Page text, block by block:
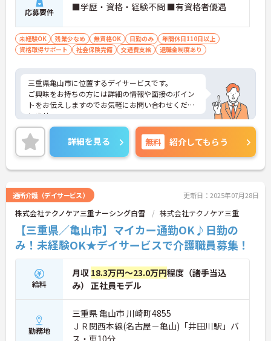
応募要件 ■学歴・資格・経験不問 ■有資格者優遇
未経験OK 残業少なめ 無資格OK 日勤のみ
年間休日110日以上
資格取得サポート
社会保険完備 交通費支給 退職金制度あり
三重県亀山市に位置するデイサービスです。
ご興味をお持ちの方には詳細の情報や面接のポイン
トをお伝えしますのでお気軽にお問い合わせくださ
いませ。
詳細を見る 無料 紹介してもらう
通所介護（デイサービス） 更新日：2025年07月28日
株式会社テクノケア三重ナーシング白雪 株式会社テクノケア三重
【三重県／亀山市】マイカー通勤OK♪日勤の
み！未経験OK★デイサービスで介護職員募集！
給料
月収 18.3万円～23.0万円程度（諸手当込
み） 正社員モデル
勤務地
三重県 亀山市 川崎町4855
ＪＲ関西本線(名古屋－亀山)「井田川駅」バ